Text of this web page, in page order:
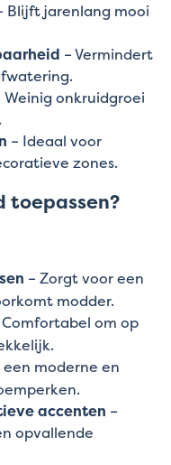
Blijft jarenlang mooi
– Vermindert
Weinig onkruidgroei
– Ideaal voor
zones.
toepassen?
– Zorgt voor een
modder.
Comfortabel om op
een moderne en
accenten –
opvallende